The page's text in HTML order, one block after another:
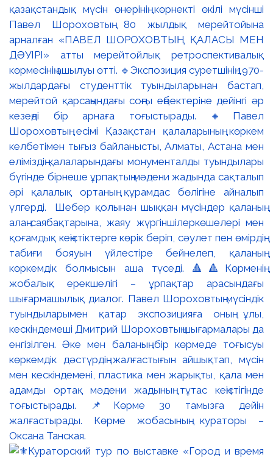
қазақстандық мүсін өнерінің көрнекті өкілі мүсінші
Павел Шороховтың 80 жылдық мерейтойына
арналған «ПАВЕЛ ШОРОХОВТЫҢ ҚАЛАСЫ МЕН
ДӘУІРІ» атты мерейтойлық ретроспективалық
көрмесінің ашылуы өтті. 🔹Экспозиция суретшінің 1970-
жылдардағы студенттік туындыларынан бастап,
мерейтой қарсаңындағы соңғы еңбектеріне дейінгі әр
кезеңді бір арнаға тоғыстырады. 🔸Павел
Шороховтың есімі Қазақстан қалаларының көркем
келбетімен тығыз байланысты, Алматы, Астана мен
еліміздің қалаларындағы монументалды туындылары
бүгінде бірнеше ұрпақтың мәдени жадында сақталып
әрі қалалық ортаның құрамдас бөлігіне айналып
үлгерді. Шебер қолынан шыққан мүсіндер қаланың
алаң-саябақтарына, жаяу жүргіншілеркөшелері мен
қоғамдық кеңістіктерге көрік беріп, сәулет пен өмірдің
табиғи бояуын үйлестіре бейнелеп, қаланың
көркемдік болмысын аша түседі. 🔺🔺Көрменің
жобалық ерекшелігі – ұрпақтар арасындағы
шығармашылық диалог. Павел Шороховтың мүсіндік
туындыларымен қатар экспозицияға оның ұлы,
кескіндемеші Дмитрий Шороховтың шығармалары да
енгізілген. Әке мен баланың бір көрмеде тоғысуы
көркемдік дәстүрдің жалғастығын айшықтап, мүсін
мен кескіндемені, пластика мен жарықты, қала мен
адамды ортақ мәдени жадының тұтас кеңістігінде
тоғыстырады. 📌Көрме 30 тамызға дейін
жалғастырады. Көрме жобасының кураторы –
Оксана Танская.